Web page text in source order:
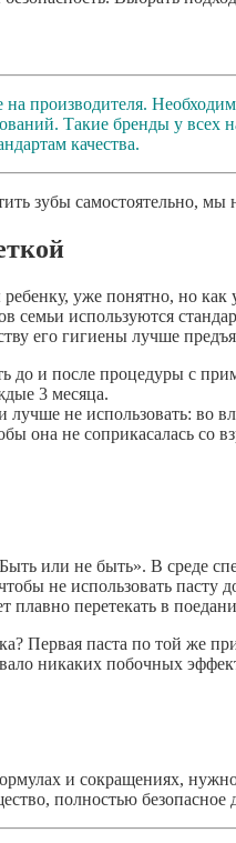
производителя.
Такие бренды у
качества.
зубы самостоятельно, мы
уже понятно, но
семьи используются
его гигиены лучше
до и после процедуры с
3 месяца.
не использовать: во
она не соприкасалась со
или не быть». В среде
не использовать пасту
плавно перетекать в
Первая паста по той же
никаких побочных
и сокращениях,
полностью безопасное